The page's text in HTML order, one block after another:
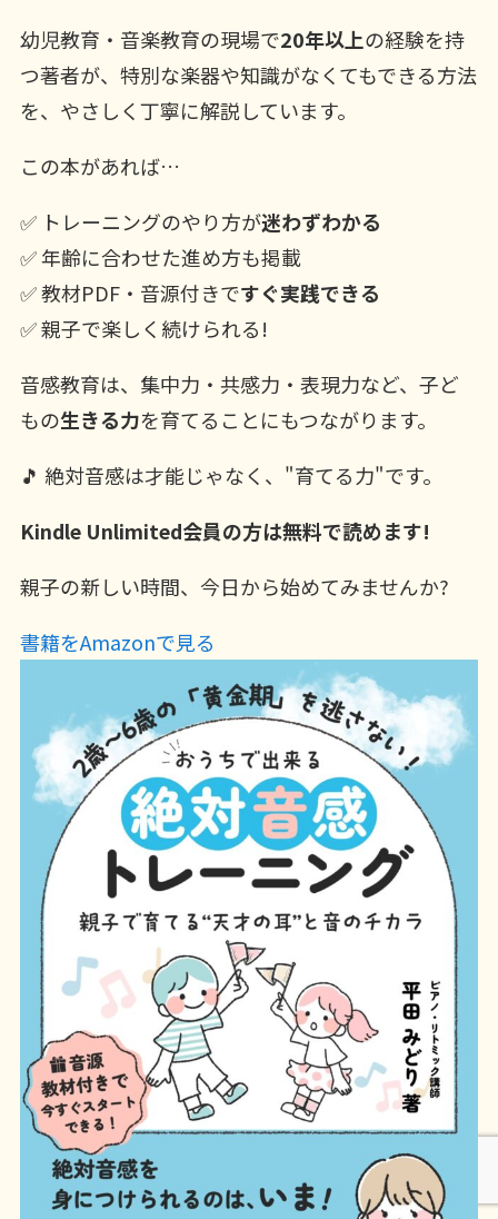
幼児教育・音楽教育の現場で20年以上の経験を持
つ著者が、特別な楽器や知識がなくてもできる方法
を、やさしく丁寧に解説しています。
この本があれば…
✅ トレーニングのやり方が迷わずわかる
✅ 年齢に合わせた進め方も掲載
✅ 教材PDF・音源付きですぐ実践できる
✅ 親子で楽しく続けられる!
音感教育は、集中力・共感力・表現力など、子ど
もの生きる力を育てることにもつながります。
🎵 絶対音感は才能じゃなく、"育てる力"です。
Kindle Unlimited会員の方は無料で読めます!
親子の新しい時間、今日から始めてみませんか?
書籍をAmazonで見る